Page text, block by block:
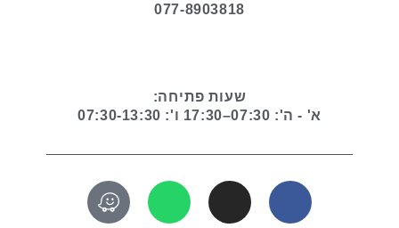
077-8903818
שעות פתיחה:
א' - ה': 07:30–17:30 ו': 07:30-13:30